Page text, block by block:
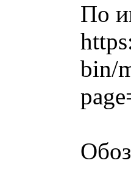
По
bin/